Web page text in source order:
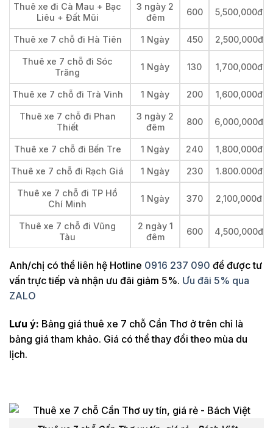
Thuê xe đi Cà Mau + Bạc
Liêu + Đất Mũi
3 ngày 2
đêm
600 5,500,000đ
Thuê xe 7 chỗ đi Hà Tiên 1 Ngày 450 2,500,000đ
Thuê xe 7 chỗ đi Sóc
Trăng
1 Ngày 130 1,700,000đ
Thuê xe 7 chỗ đi Trà Vinh 1 Ngày 200 1,600,000đ
Thuê xe 7 chỗ đi Phan
Thiết
3 ngày 2
đêm
800 6,000,000đ
Thuê xe 7 chỗ đi Bến Tre 1 Ngày 240 1,800,000đ
Thuê xe 7 chỗ đi Rạch Giá 1 Ngày 230 1.800.000đ
Thuê xe 7 chỗ đi TP Hồ
Chí Minh
1 Ngày 370 2,100,000đ
Thuê xe 7 chỗ đi Vũng
Tàu
2 ngày 1
đêm
600 4,500,000đ
Anh/chị có thể liên hệ Hotline 0916 237 090 để được tư
vấn trực tiếp và nhận ưu đãi giảm 5%. Ưu đãi 5% qua
ZALO
Lưu ý: Bảng giá thuê xe 7 chỗ Cần Thơ ở trên chỉ là
bảng giá tham khảo. Giá có thể thay đổi theo mùa du
lịch.